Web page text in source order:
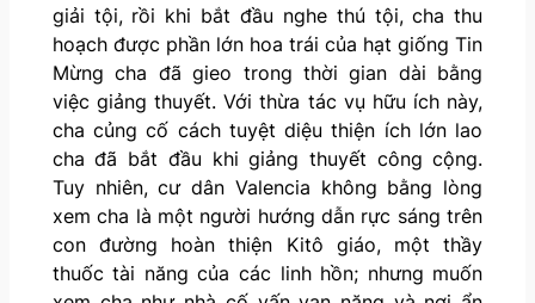
giải tội, rồi khi bắt đầu nghe thú tội, cha thu
hoạch được phần lớn hoa trái của hạt giống Tin
Mừng cha đã gieo trong thời gian dài bằng
việc giảng thuyết. Với thừa tác vụ hữu ích này,
cha củng cố cách tuyệt diệu thiện ích lớn lao
cha đã bắt đầu khi giảng thuyết công cộng.
Tuy nhiên, cư dân Valencia không bằng lòng
xem cha là một người hướng dẫn rực sáng trên
con đường hoàn thiện Kitô giáo, một thầy
thuốc tài năng của các linh hồn; nhưng muốn